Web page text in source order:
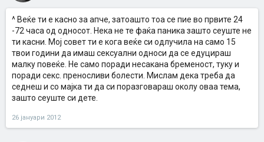
^ Веќе ти е касно за апче, затоашто тоа се пие во првите 24
-72 часа од односот. Нека не те фаќа паника зашто сеуште не
ти касни. Мој совет ти е кога веќе си одлучила на само 15
твои години да имаш сексуални односи да се едуцираш
малку повеќе. Не само поради несакана бременост, туку и
поради секс. преносливи болести. Мислам дека треба да
седнеш и со мајка ти да си поразговараш околу оваа тема,
зашто сеуште си дете.
26 јануари 2012